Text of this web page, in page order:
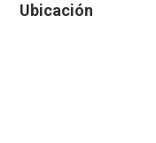
Ubicación